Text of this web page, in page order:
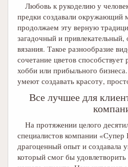
Любовь к рукоделию у
предки создавали
продолжаем эту верную
загадочный и привлекательный,
вязания. Такое разнообразие
сочетание цветов способствует
хобби или прибыльного
умеют создавать красоту,
Все лучшее для
На протяжении целого
специалистов компании «Супер
драгоценный опыт и создавала
который смог бы